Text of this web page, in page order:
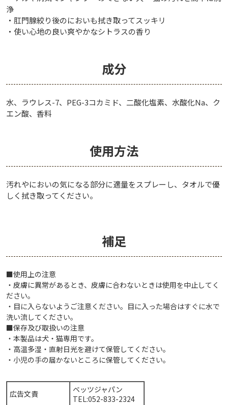
浄
・肛門腺絞り後のにおいも拭き取ってスッキリ
・使い心地の良い爽やかなシトラスの香り
成分
水、ラウレス-7、PEG-3コカミド、二酸化塩素、水酸化Na、ク
エン酸、香料
使用方法
汚れやにおいの気になる部分に適量をスプレーし、タオルで優
しく拭き取ってください。
補足
■使用上の注意
・皮膚に異常があるとき、皮膚に合わないときは使用を中止してく
ださい。
・目に入らないようご注意ください。目に入った場合はすぐに水で
洗い流してください。
■保存及び取扱いの注意
・本製品は犬・猫専用です。
・高温多湿・直射日光を避けて保管してください。
・小児の手の届かないところに保管してください。
広告文責
ベッツジャパン
TEL:052-833-2324